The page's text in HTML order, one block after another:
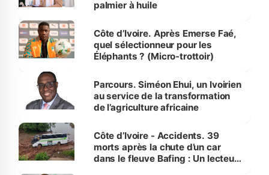
palmier à huile
Côte d’Ivoire. Après Emerse Faé,
quel sélectionneur pour les
Éléphants ? (Micro-trottoir)
Parcours. Siméon Ehui, un Ivoirien
au service de la transformation
de l’agriculture africaine
Côte d’Ivoire - Accidents. 39
morts après la chute d’un car
dans le fleuve Bafing : Un lecteur